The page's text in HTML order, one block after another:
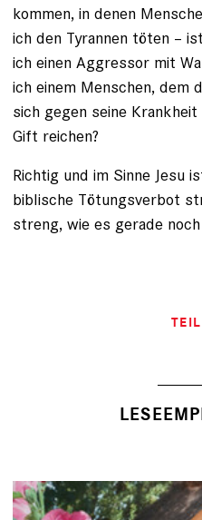
kommen, in denen
ich den Tyrannen töten –
ich einen Aggressor mit
ich einem Menschen, dem
sich gegen seine
Gift reichen?
Richtig und im Sinne Jesu
biblische Tötungs­verbot
streng, wie es gerade